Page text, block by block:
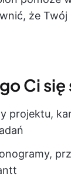
że Twój
Ci
projektu,